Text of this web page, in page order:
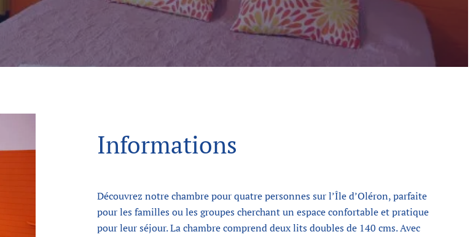
Informations
Découvrez notre chambre pour quatre personnes sur l’Île d’Oléron, parfaite
pour les familles ou les groupes cherchant un espace confortable et pratique
pour leur séjour. La chambre comprend deux lits doubles de 140 cms. Avec